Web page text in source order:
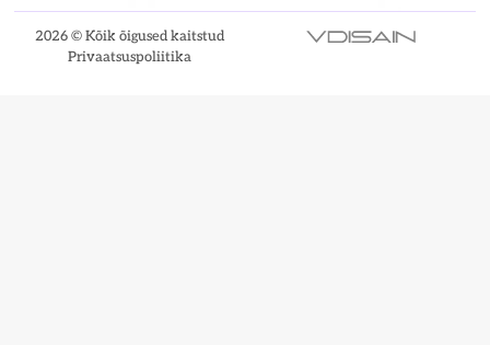
2026 © Kõik õigused kaitstud
Privaatsuspoliitika